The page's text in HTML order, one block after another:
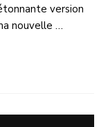
version
nouvelle …